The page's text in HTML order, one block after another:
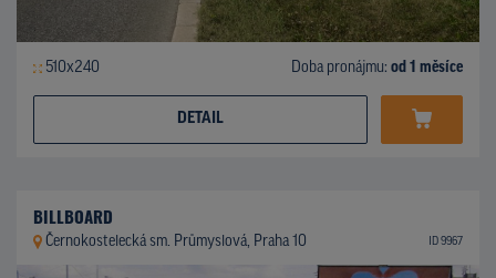
510x240 Doba pronájmu: od 1 měsíce
DETAIL
BILLBOARD
Černokostelecká sm. Průmyslová, Praha 10 ID 9967